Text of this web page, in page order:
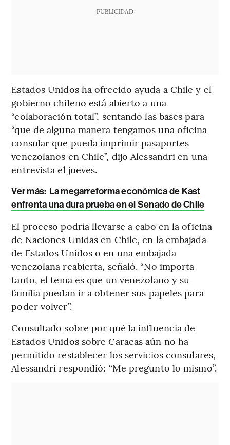
PUBLICIDAD
Estados Unidos ha ofrecido ayuda a Chile y el
gobierno chileno está abierto a una
“colaboración total”, sentando las bases para
“que de alguna manera tengamos una oficina
consular que pueda imprimir pasaportes
venezolanos en Chile”, dijo Alessandri en una
entrevista el jueves.
Ver más: La megarreforma económica de Kast
enfrenta una dura prueba en el Senado de Chile
El proceso podría llevarse a cabo en la oficina
de Naciones Unidas en Chile, en la embajada
de Estados Unidos o en una embajada
venezolana reabierta, señaló. “No importa
tanto, el tema es que un venezolano y su
familia puedan ir a obtener sus papeles para
poder volver”.
Consultado sobre por qué la influencia de
Estados Unidos sobre Caracas aún no ha
permitido restablecer los servicios consulares,
Alessandri respondió: “Me pregunto lo mismo”.